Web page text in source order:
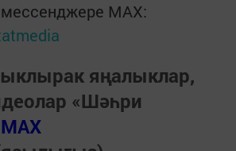
MАХ:
яңалыклар,
«Шәһри
MAX